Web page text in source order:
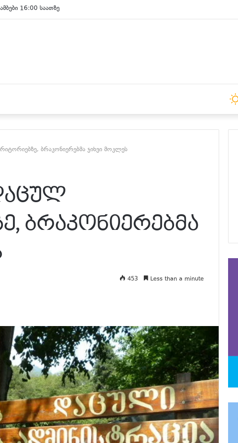
15:00 საათზე
ბრაკონიერებმა ჯიხვი მოკლეს
ბრაკონიერებმა
453 Less than a minute